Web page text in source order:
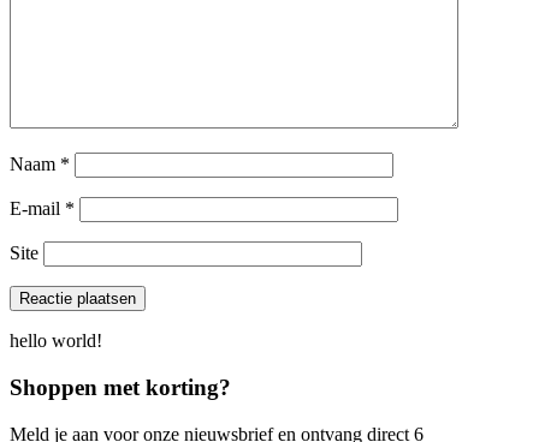
Naam *
E-mail *
Site
hello world!
Shoppen met korting?
Meld je aan voor onze nieuwsbrief en ontvang direct 6